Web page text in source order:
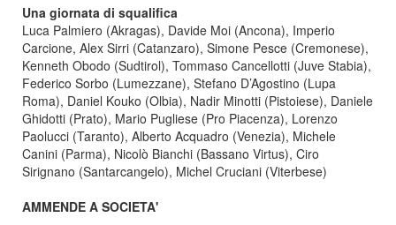
Una giornata di squalifica
Luca Palmiero (Akragas), Davide Moi (Ancona), Imperio
Carcione, Alex Sirri (Catanzaro), Simone Pesce (Cremonese),
Kenneth Obodo (Sudtirol), Tommaso Cancellotti (Juve Stabia),
Federico Sorbo (Lumezzane), Stefano D’Agostino (Lupa
Roma), Daniel Kouko (Olbia), Nadir Minotti (Pistoiese), Daniele
Ghidotti (Prato), Mario Pugliese (Pro Piacenza), Lorenzo
Paolucci (Taranto), Alberto Acquadro (Venezia), Michele
Canini (Parma), Nicolò Bianchi (Bassano Virtus), Ciro
Sirignano (Santarcangelo), Michel Cruciani (Viterbese)
AMMENDE A SOCIETA'